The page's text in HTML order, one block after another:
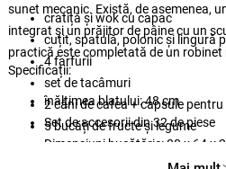
sunet mecanic. Există, de asemenea,
integrat și un prăjitor de pâine cu un
practică este completată de un robinet
cratiță și wok cu capac
cuțit, spatulă, polonic și lingură
4 farfurii
set de tacâmuri
2 căni de cafea + capsule
5 bucăți de fructe și legume
Specificații:
înălțimea blatului: 48 cm
Set de accesorii din 32 de piese
Dimensiuni bucătărie: 88 x 64 x
dimensiunea pachetului: 65,3 x